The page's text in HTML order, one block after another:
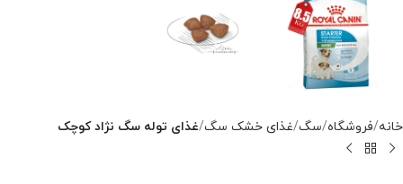
خانه فروشگاه سگ غذای خشک سگ غذای توله سگ نژاد کوچک